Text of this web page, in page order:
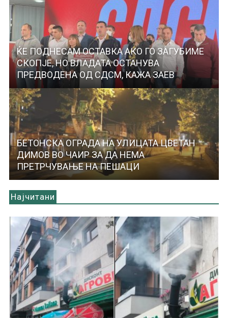
ЌЕ ПОДНЕСАМ ОСТАВКА АКО ГО ЗАГУБИМЕ
СКОПЈЕ, НО ВЛАДАТА ОСТАНУВА
ПРЕДВОДЕНА ОД СДСМ, КАЖА ЗАЕВ
БЕТОНСКА ОГРАДА НА УЛИЦАТА ЦВЕТАН
ДИМОВ ВО ЧАИР ЗА ДА НЕМА
ПРЕТРЧУВАЊЕ НА ПЕШАЦИ
Најчитани